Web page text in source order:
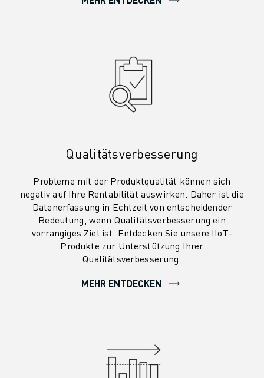
Qualitätsverbesserung
Probleme mit der Produktqualität können sich
negativ auf Ihre Rentabilität auswirken. Daher ist die
Datenerfassung in Echtzeit von entscheidender
Bedeutung, wenn Qualitätsverbesserung ein
vorrangiges Ziel ist. Entdecken Sie unsere IIoT-
Produkte zur Unterstützung Ihrer
Qualitätsverbesserung.
MEHR ENTDECKEN